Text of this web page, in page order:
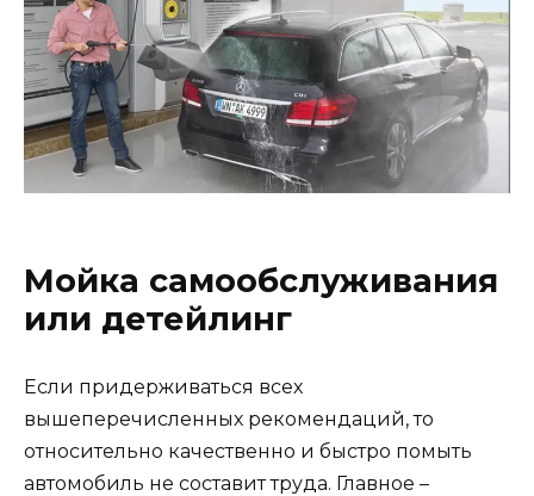
Мойка самообслуживания
или детейлинг
Если придерживаться всех
вышеперечисленных рекомендаций, то
относительно качественно и быстро помыть
автомобиль не составит труда. Главное –